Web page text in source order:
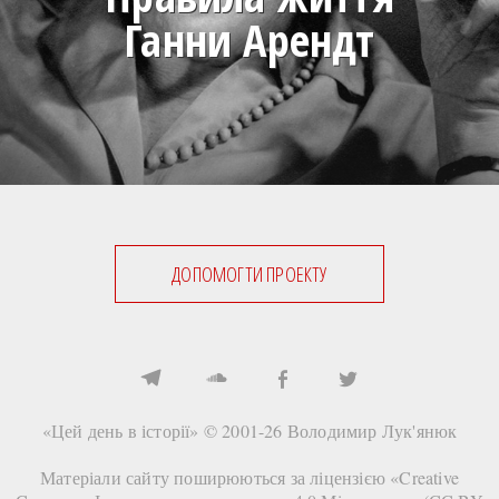
Ганни Арендт
ДОПОМОГТИ ПРОЕКТУ
«Цей день в історії» © 2001-26 Володимир Лук'янюк
Матеріали сайту поширюються за ліцензією «Creative